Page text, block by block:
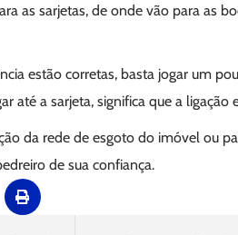
as sarjetas, de onde vão para as
estão corretas, basta jogar um
até a sarjeta, significa que a ligação
da rede de esgoto do imóvel ou
de sua confiança.